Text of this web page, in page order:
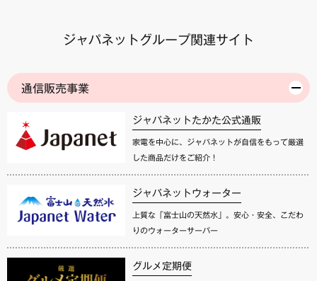
ジャパネットグループ関連サイト
通信販売事業
ジャパネットたかた公式通販
家電を中心に、ジャパネットが自信をもって厳選
した商品だけをご紹介！
ジャパネットウォーター
上質な「富士山の天然水」。安心・安全、こだわ
りのウォーターサーバー
グルメ定期便